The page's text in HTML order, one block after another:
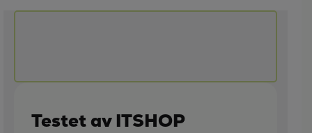
Testet av ITSHOP